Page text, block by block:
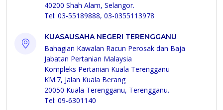
40200 Shah Alam, Selangor.
Tel: 03-55189888, 03-0355113978
KUASAUSAHA NEGERI TERENGGANU
Bahagian Kawalan Racun Perosak dan Baja
Jabatan Pertanian Malaysia
Kompleks Pertanian Kuala Terengganu
KM.7, Jalan Kuala Berang
20050 Kuala Terengganu, Terengganu.
Tel: 09-6301140